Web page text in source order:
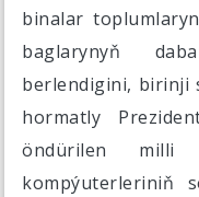
binalar
baglarynyň
berlendigini, birinji
hormatly
öndürilen milli
kompýuterleriniň